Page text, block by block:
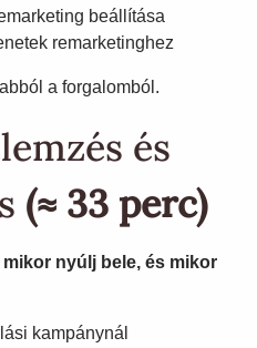
beállítása
remarketinghez
a forgalomból.
és
(≈ 33 perc)
mikor nyúlj bele, és mikor
kampánynál